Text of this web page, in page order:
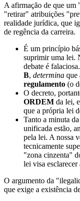
A afirmação de que um
"retirar" atribuições
realidade jurídica, que
de regência da carreira.
É um princípio
suprimir uma lei.
debate é
B, determina que
regulamento (o
O decreto,
ORDEM da lei,
que a própria lei
Tanto a minuta
unificada estão,
pela lei. A nossa
tecnicamente
"zona cinzenta"
lei visa
O argumento da
que exige a existência